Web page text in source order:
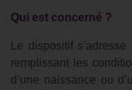
Qui est concerné ?
Le dispositif s’adresse
remplissant les
d’une naissance ou